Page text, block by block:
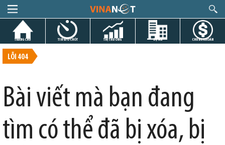
TRANG CHỦ TIN GIỜ CHÓT THỊ TRƯỜNG DỰ ÁN CHỨNG KHOÁN
LỖI 404
Bài viết mà bạn đang
tìm có thể đã bị xóa, bị